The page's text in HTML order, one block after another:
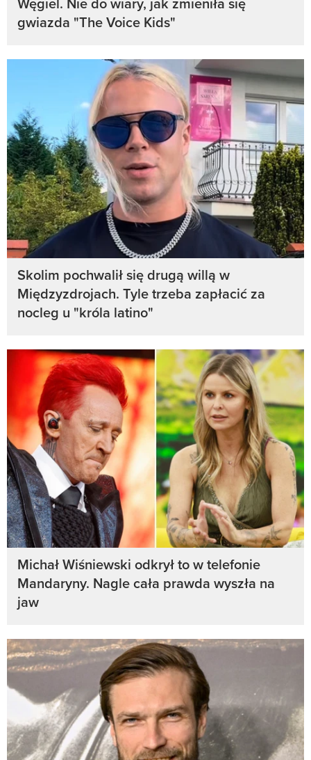
gwiazda "The Voice Kids"
Skolim pochwalił się drugą willą w
Międzyzdrojach. Tyle trzeba zapłacić za
nocleg u "króla latino"
Michał Wiśniewski odkrył to w telefonie
Mandaryny. Nagle cała prawda wyszła na
jaw